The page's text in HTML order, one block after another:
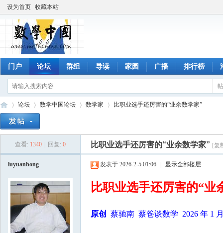
设为首页 收藏本站
门户 论坛 群组 导读 家园 广播 排行榜
论坛
›
数学中国论坛 数学家
›
比职业选手还厉害的“业余数学家”
查看: 1340 回复: 0 比职业选手还厉害的“业余数学家” [复
luyuanhong 发表于 2026-2-5 01:06 显示全部楼层
比职业选手还厉害的“业
原创 蔡驰南 蔡爸谈数学 2026 年 1